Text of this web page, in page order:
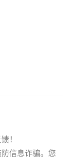
！
信息诈骗。您